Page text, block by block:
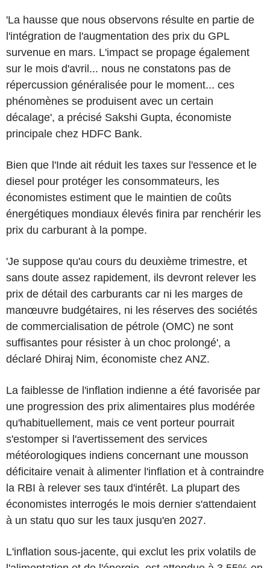
'La hausse que nous observons résulte en partie de
l'intégration de l'augmentation des prix du GPL
survenue en mars. L'impact se propage également
sur le mois d'avril... nous ne constatons pas de
répercussion généralisée pour le moment... ces
phénomènes se produisent avec un certain
décalage', a précisé Sakshi Gupta, économiste
principale chez HDFC Bank.
Bien que l'Inde ait réduit les taxes sur l'essence et le
diesel pour protéger les consommateurs, les
économistes estiment que le maintien de coûts
énergétiques mondiaux élevés finira par renchérir les
prix du carburant à la pompe.
'Je suppose qu'au cours du deuxième trimestre, et
sans doute assez rapidement, ils devront relever les
prix de détail des carburants car ni les marges de
manœuvre budgétaires, ni les réserves des sociétés
de commercialisation de pétrole (OMC) ne sont
suffisantes pour résister à un choc prolongé', a
déclaré Dhiraj Nim, économiste chez ANZ.
La faiblesse de l'inflation indienne a été favorisée par
une progression des prix alimentaires plus modérée
qu'habituellement, mais ce vent porteur pourrait
s'estomper si l'avertissement des services
météorologiques indiens concernant une mousson
déficitaire venait à alimenter l'inflation et à contraindre
la RBI à relever ses taux d'intérêt. La plupart des
économistes interrogés le mois dernier s'attendaient
à un statu quo sur les taux jusqu'en 2027.
L'inflation sous-jacente, qui exclut les prix volatils de